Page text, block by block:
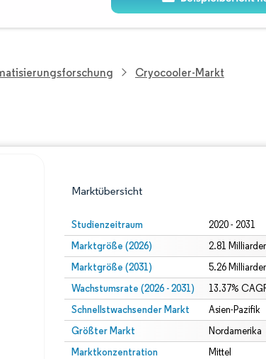
Cryocooler-Markt
Marktübersicht
Studienzeitraum 2020 - 2031
Marktgröße (2026) 2.81
Marktgröße (2031) 5.26
Wachstumsrate (2026 - 2031) 13.37%
Schnellstwachsender Markt Asien-Pazifik
Größter Markt Nordamerika
Marktkonzentration Mittel
erfordert Namensnennung gemäß CC BY 4.0.